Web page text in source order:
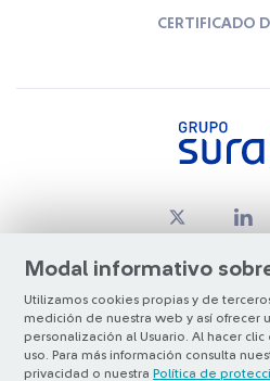
Modal informativo
Utilizamos cookies propias y de
medición de nuestra web y así ofrecer
personalización al Usuario. Al hacer clic
uso. Para más información consulta
privacidad o nuestra Política de
CERTIFICADO
© Copyright Grupo